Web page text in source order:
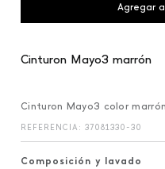
Agregar
Cinturon Mayo3 marrón
Cinturon Mayo3 color
REFERENCIA : 37081330-30
Composición y lavado